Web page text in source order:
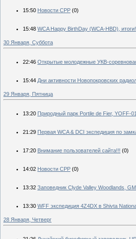
15:50 Новости СРР (0)
15:48 WCA Happy BirthDay (WCA-HBD), итоги!
30 Января, Суббота
22:46 Открытые молодежные УКВ-
15:44 Дни активности Новопокровских
29 Января, Пятница
13:20 Природный парк Portile de Fier, YOFF-
21:29 Первая WCA & DCI экспедиция по
17:20 Внимание пользователей сайта!!! (0)
14:02 Новости СРР (0)
13:32 Заповедник Clyde Valley Woodlands,
13:30 WFF экспедиция 4Z4DX в Shivta
28 Января, Четверг